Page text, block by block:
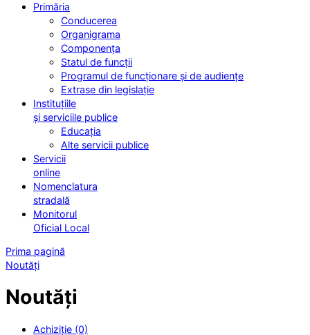
Primăria
Conducerea
Organigrama
Componența
Statul de funcții
Programul de funcționare și de audiențe
Extrase din legislație
Instituțiile
și serviciile publice
Educația
Alte servicii publice
Servicii
online
Nomenclatura
stradală
Monitorul
Oficial Local
Prima pagină
Noutăți
Noutăți
Achiziție (0)